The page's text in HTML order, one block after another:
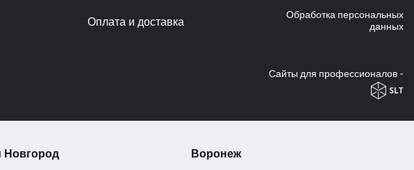
Оплата и доставка
Обработка персональных
данных
Cайты для профессионалов -
Новгород Воронеж